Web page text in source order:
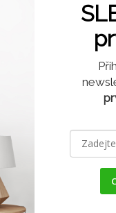
Více velikostí